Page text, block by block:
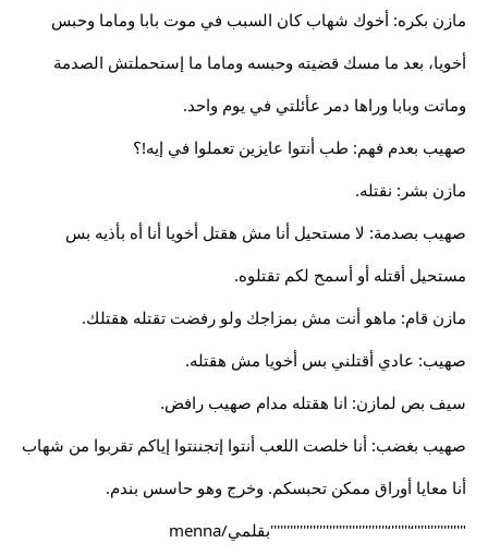
مازن بكره: أخوك شهاب كان السبب في موت بابا وماما وحبس
أخويا، بعد ما مسك قضيته وحبسه وماما ما إستحملتش الصدمة
وماتت وبابا وراها دمر عأئلتي في يوم واحد.
صهيب بعدم فهم: طب أنتوا عايزين تعملوا في إيه!؟
مازن بشر: نقتله.
صهيب بصدمة: لا مستحيل أنا مش هقتل أخويا أنا أه بأذيه بس
مستحيل أقتله أو أسمح لكم تقتلوه.
مازن قام: ماهو أنت مش بمزاجك ولو رفضت تقتله هقتلك.
صهيب: عادي أقتلني بس أخويا مش هقتله.
سيف بص لمازن: انا هقتله مدام صهيب رافض.
صهيب بغضب: أنا خلصت اللعب أنتوا إتجننتوا إياكم تقربوا من شهاب
أنا معايا أوراق ممكن تحبسكم. وخرج وهو حاسس بندم.
"''''''''''''''‘''''''‘''''''''''''''''''''''''''''''''''''بقلمي/menna